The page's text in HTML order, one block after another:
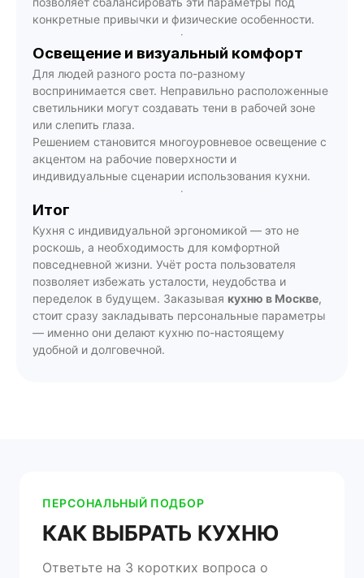
конкретные привычки и физические особенности.
Освещение и визуальный комфорт
Для людей разного роста по-разному
воспринимается свет. Неправильно расположенные
светильники могут создавать тени в рабочей зоне
или слепить глаза.
Решением становится многоуровневое освещение с
акцентом на рабочие поверхности и
индивидуальные сценарии использования кухни.
Итог
Кухня с индивидуальной эргономикой — это не
роскошь, а необходимость для комфортной
повседневной жизни. Учёт роста пользователя
позволяет избежать усталости, неудобства и
переделок в будущем. Заказывая кухню в Москве,
стоит сразу закладывать персональные параметры
— именно они делают кухню по-настоящему
удобной и долговечной.
ПЕРСОНАЛЬНЫЙ ПОДБОР
КАК ВЫБРАТЬ КУХНЮ
Ответьте на 3 коротких вопроса о